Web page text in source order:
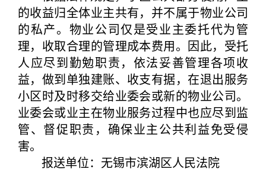
的收益归全体业主共有，并不属于物业公司
的私产。物业公司仅是受业主委托代为管
理，收取合理的管理成本费用。因此，受托
人应尽到勤勉职责，依法妥善管理各项收
益，做到单独建账、收支有据，在退出服务
小区时及时移交给业委会或新的物业公司。
业委会或业主在物业服务过程中也应尽到监
管、督促职责，确保业主公共利益免受侵
害。
报送单位：无锡市滨湖区人民法院